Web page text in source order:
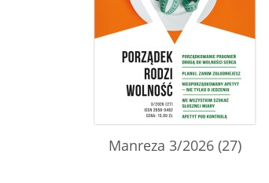
Manreza 3/2026 (27)